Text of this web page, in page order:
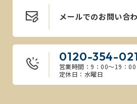
メールでのお問い合
0120-354-
営業時間：9：00～19：00
定休日：水曜日